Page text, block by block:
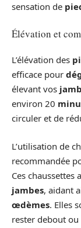
sensation de
Élévation et
L’élévation des
efficace pour
élevant vos
environ 20
circuler et de
L’utilisation de
recommandée
Ces
jambes, aidant
œdèmes. Elles
rester debout